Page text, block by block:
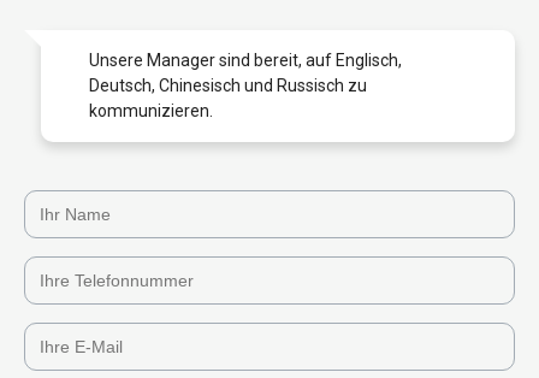
Unsere Manager sind bereit, auf Englisch,
Deutsch, Chinesisch und Russisch zu
kommunizieren.